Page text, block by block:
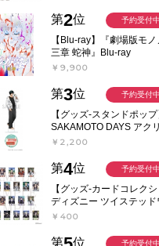
第2位
【Blu-ray】『劇場版モ
三章 蛇神』Blu-ray
￥9,900
予約受付中
第3位
【グッズ-スタンドポップ
SAKAMOTO DAYS アク
ンド～Sunny Afternoon～
￥2,200
予約受付中
第4位
【グッズ-カードコレクシ
ディズニー ツイステッド
ーランド ランダムカード
￥400
予約受付中
第 位 予約受付中